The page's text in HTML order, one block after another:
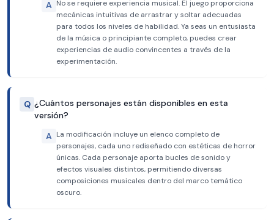
A No se requiere experiencia musical. El juego proporciona
mecánicas intuitivas de arrastrar y soltar adecuadas
para todos los niveles de habilidad. Ya seas un entusiasta
de la música o principiante completo, puedes crear
experiencias de audio convincentes a través de la
experimentación.
Q ¿Cuántos personajes están disponibles en esta
versión?
A La modificación incluye un elenco completo de
personajes, cada uno rediseñado con estéticas de horror
únicas. Cada personaje aporta bucles de sonido y
efectos visuales distintos, permitiendo diversas
composiciones musicales dentro del marco temático
oscuro.